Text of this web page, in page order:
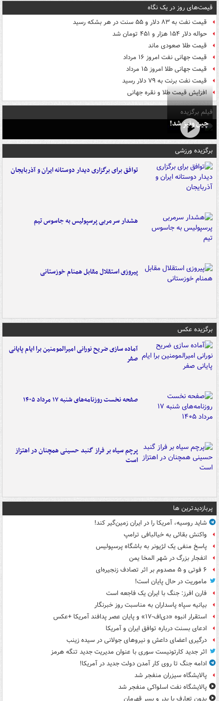
قیمت‌های روز در یک نگاه
قیمت نفت به ۸۳ دلار و ۵۵ سنت در هر بشکه رسید
حواله دلار ۱۵۴ هزار و ۴۵۱ تومان شد
قیمت طلا صعودی ماند
قیمت جهانی نفت امروز ۱۶ مرداد
قیمت جهانی طلا امروز ۱۵ مرداد
قیمت نفت برنت به ۷۹ دلار رسید
افزایش قیمت طلا و نقره جهانی
فیلم برگزیده
چین ونیز شد!
برگزیده ورزشی
توافق برای برگزاری دیدار دوستانه ایران و آذربایجان
هشدار سرمربی پرسپولیس به جاسوس تیم
پیروزی استقلال مقابل همنام خوزستانی
برگزیده عکس
آماده سازی ضریح نورانی امیرالمومنین برا ایام پایانی
صفر
صفحه نخست روزنامه‌های شنبه ۱۷ مرداد ۱۴۰۵
پرچم سیاه بر فراز گنبد حسینی همچنان در اهتزاز
است
پربازدیدترین ها
شاید روسیه، آمریکا را در ایران زمین‌گیر کند!
واکنش بقائی به خیالبافی ترامپ
پاسخ منفی یک لژیونر به باشگاه پرسپولیس
انفجار بزرگ در شهر المخا یمن
۶ فوتی و ۵ مصدوم بر اثر تصادف زنجیره‌ای
ماموریت در حال پایان است!
فارن افرز: جنگ با ایران یک فاجعه است
بیانیه سپاه پاسداران به مناسبت روز خبرنگار
استقرار انبوه «دی‌اف‑۱۷» و پایان عصر پدافند آمریکا +عکس
ادعای بسنت درباره توافق ایران و آمریکا
درگیری اعضای داعش و نیروهای جولانی در سیده زینب
اثر جدید کارتونیست سوری با عنوان مدیریت جدید تنگه هرمز
ادامه جنگ تا روی کار آمدن دولت جدید در آمریکا!
پالایشگاه سیزران منفجر شد
پالایشگاه نفت اسلواکی منفجر شد
بدون تعارف با پدر و پسر قهرمان